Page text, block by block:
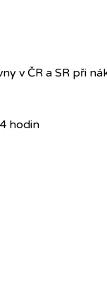
v ČR a SR při
hodin